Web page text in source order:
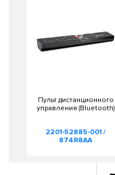
Пульт дистанционного
управления (Bluetooth)
2201-52885-001 /
874R8AA